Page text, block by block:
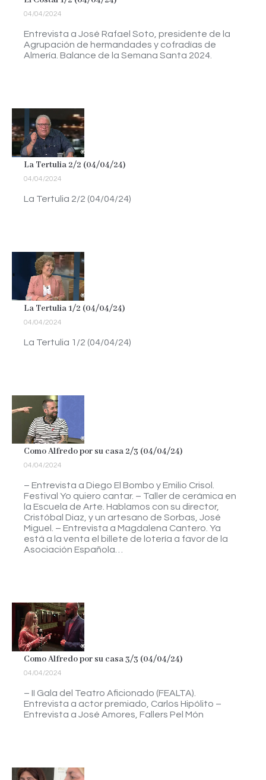
04/04/2024
Entrevista a José Rafael Soto, presidente de la
Agrupación de hermandades y cofradías de
Almería. Balance de la Semana Santa 2024.
La Tertulia 2/2 (04/04/24)
04/04/2024
La Tertulia 2/2 (04/04/24)
La Tertulia 1/2 (04/04/24)
04/04/2024
La Tertulia 1/2 (04/04/24)
Como Alfredo por su casa 2/3 (04/04/24)
04/04/2024
– Entrevista a Diego El Bombo y Emilio Crisol.
Festival Yo quiero cantar. – Taller de cerámica en
la Escuela de Arte. Hablamos con su director,
Cristóbal Diaz, y un artesano de Sorbas, José
Miguel. – Entrevista a Magdalena Cantero. Ya
está a la venta el billete de lotería a favor de la
Asociación Española…
Como Alfredo por su casa 3/3 (04/04/24)
04/04/2024
– II Gala del Teatro Aficionado (FEALTA).
Entrevista a actor premiado, Carlos Hipólito –
Entrevista a José Amores, Fallers Pel Món